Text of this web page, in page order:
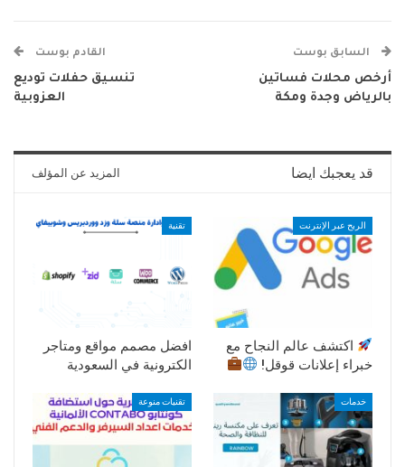
السابق بوست
أرخص محلات فساتين
بالرياض وجدة ومكة
القادم بوست
تنسيق حفلات توديع
العزوبية
قد يعجبك ايضا المزيد عن المؤلف
الربح عبر الإنترنت
اكتشف عالم النجاح مع
خبراء إعلانات قوقل!
تقنية
افضل مصمم مواقع ومتاجر
الكترونية في السعودية
خدمات تقنيات منوعة